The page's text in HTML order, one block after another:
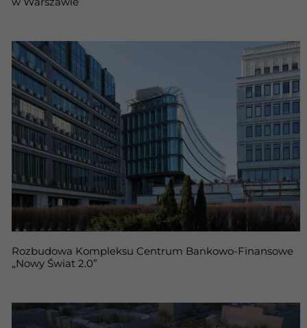
Rozbudowa Kompleksu Centrum Bankowo-Finansowe
„Nowy Świat 2.0”